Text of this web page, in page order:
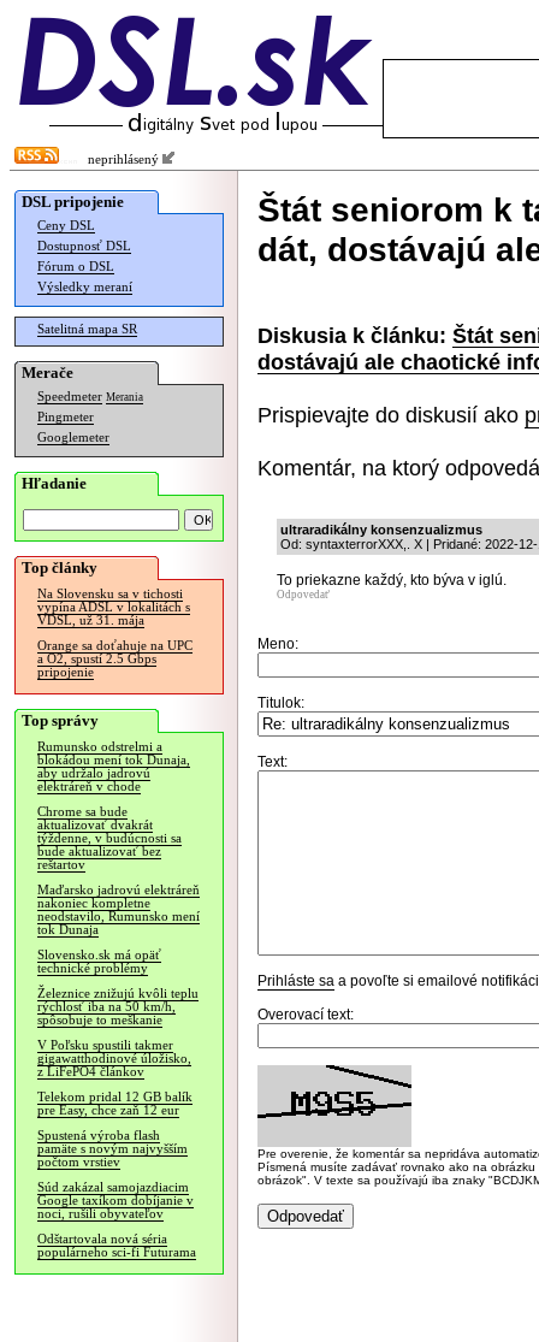
neprihlásený
DSL pripojenie
Ceny DSL
Dostupnosť DSL
Fórum o DSL
Výsledky meraní
Satelitná mapa SR
Merače
Speedmeter Merania
Pingmeter
Googlemeter
Hľadanie
Top články
Na Slovensku sa v tichosti
vypína ADSL v lokalitách s
VDSL, už 31. mája
Orange sa doťahuje na UPC
a O2, spustí 2.5 Gbps
pripojenie
Top správy
Rumunsko odstrelmi a
blokádou mení tok Dunaja,
aby udržalo jadrovú
elektráreň v chode
Chrome sa bude
aktualizovať dvakrát
týždenne, v budúcnosti sa
bude aktualizovať bez
reštartov
Maďarsko jadrovú elektráreň
nakoniec kompletne
neodstavilo, Rumunsko mení
tok Dunaja
Slovensko.sk má opäť
technické problémy
Železnice znižujú kvôli teplu
rýchlosť iba na 50 km/h,
spôsobuje to meškanie
V Poľsku spustili takmer
gigawatthodinové úložisko,
z LiFePO4 článkov
Telekom pridal 12 GB balík
pre Easy, chce zaň 12 eur
Spustená výroba flash
pamäte s novým najvyšším
počtom vrstiev
Súd zakázal samojazdiacim
Google taxíkom dobíjanie v
noci, rušili obyvateľov
Odštartovala nová séria
populárneho sci-fi Futurama
Štát seniorom k
dát, dostávajú
Diskusia k článku: Štát
dostávajú ale chaotické
Prispievajte do diskusií ako
Komentár, na ktorý
ultraradikálny konsenzualizmus
Od: syntaxterrorXXX,. X | Pridané: 2022-
To priekazne každý, kto býva v iglú.
Odpovedať
Meno:
Titulok:
Text:
Prihláste sa a povoľte si emailové
Overovací text:
Pre overenie, že komentár sa nepridáva
Písmená musíte zadávať rovnako ako na
obrázok". V texte sa používajú iba znaky